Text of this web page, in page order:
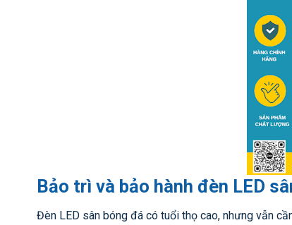
Bảo trì và bảo hành đèn LED
Đèn LED sân bóng đá có tuổi thọ cao, nhưng vẫn